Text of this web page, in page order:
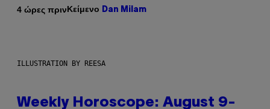
4 ώρες πρινΚείμενο Dan Milam
ILLUSTRATION BY REESA
Weekly Horoscope: August 9-